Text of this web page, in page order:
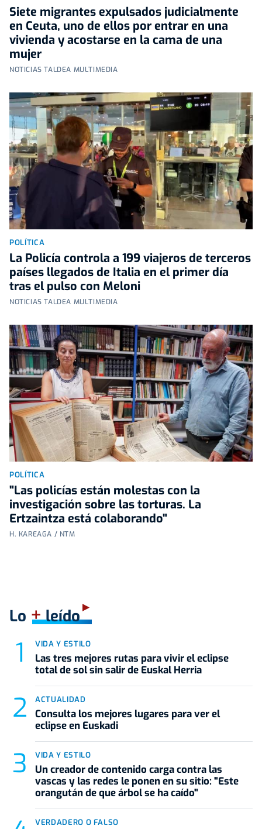
Siete migrantes expulsados judicialmente
en Ceuta, uno de ellos por entrar en una
vivienda y acostarse en la cama de una
mujer
NOTICIAS TALDEA MULTIMEDIA
POLÍTICA
La Policía controla a 199 viajeros de terceros
países llegados de Italia en el primer día
tras el pulso con Meloni
NOTICIAS TALDEA MULTIMEDIA
POLÍTICA
"Las policías están molestas con la
investigación sobre las torturas. La
Ertzaintza está colaborando"
H. KAREAGA / NTM
Lo +leído
VIDA Y ESTILO
Las tres mejores rutas para vivir el eclipse
total de sol sin salir de Euskal Herria
ACTUALIDAD
Consulta los mejores lugares para ver el
eclipse en Euskadi
VIDA Y ESTILO
Un creador de contenido carga contra las
vascas y las redes le ponen en su sitio: "Este
orangután de que árbol se ha caído"
VERDADERO O FALSO